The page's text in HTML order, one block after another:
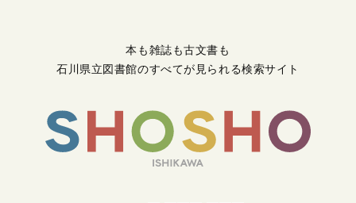
本も雑誌も古文書も
石川県立図書館のすべてが見られる検索サイト